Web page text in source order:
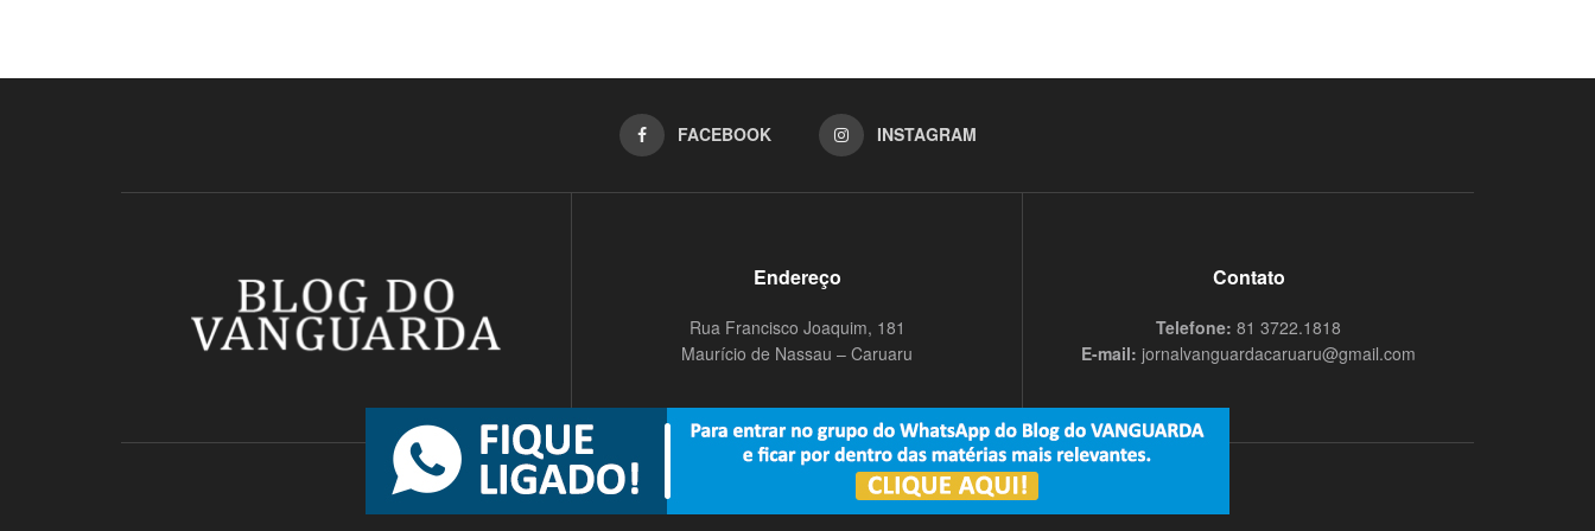
FACEBOOK INSTAGRAM
Endereço
Rua Francisco Joaquim, 181
Maurício de Nassau – Caruaru
Contato
Telefone: 81 3722.1818
E-mail: jornalvanguardacaruaru@gmail.com
© 2019Blog do Vanguarda - Todos os direitos reservados Nômade Audiovisual.